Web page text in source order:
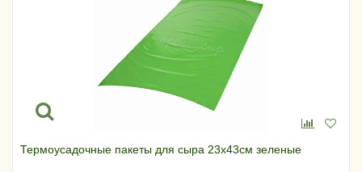
Термоусадочные пакеты для сыра 23х43см зеленые